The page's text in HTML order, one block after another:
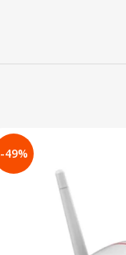
-49%